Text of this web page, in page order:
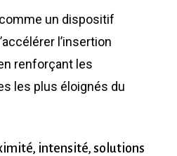
un dispositif
l’insertion
renforçant les
les plus éloignés du
intensité, solutions